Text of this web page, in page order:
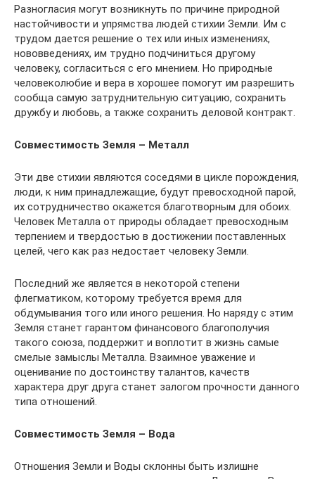
Разногласия могут возникнуть по причине природной
настойчивости и упрямства людей стихии Земли. Им с
трудом дается решение о тех или иных изменениях,
нововведениях, им трудно подчиниться другому
человеку, согласиться с его мнением. Но природные
человеколюбие и вера в хорошее помогут им разрешить
сообща самую затруднительную ситуацию, сохранить
дружбу и любовь, а также сохранить деловой контракт.
Совместимость Земля – Металл
Эти две стихии являются соседями в цикле порождения,
люди, к ним принадлежащие, будут превосходной парой,
их сотрудничество окажется благотворным для обоих.
Человек Металла от природы обладает превосходным
терпением и твердостью в достижении поставленных
целей, чего как раз недостает человеку Земли.
Последний же является в некоторой степени
флегматиком, которому требуется время для
обдумывания того или иного решения. Но наряду с этим
Земля станет гарантом финансового благополучия
такого союза, поддержит и воплотит в жизнь самые
смелые замыслы Металла. Взаимное уважение и
оценивание по достоинству талантов, качеств
характера друг друга станет залогом прочности данного
типа отношений.
Совместимость Земля – Вода
Отношения Земли и Воды склонны быть излишне